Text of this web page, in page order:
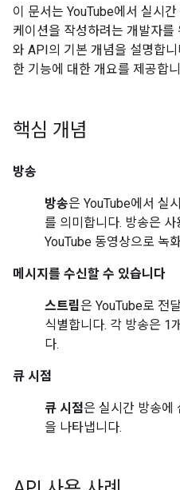
이 문서는 YouTube에서 실시
케이션을 작성하려는 개발자를
와 API의 기본 개념을 설명합
한 기능에 대한 개요를 제공합
핵심 개념
방송
방송은 YouTube에서 실
를 의미합니다. 방송은
YouTube 동영상으로 녹
메시지를 수신할 수 있습니다
스트림 은 YouTube로 전
식별합니다. 각 방송은 1
다.
큐 시점
큐 시점은 실시간 방송에
을 나타냅니다.